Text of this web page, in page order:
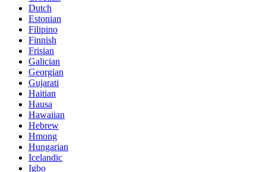
Dutch
Estonian
Filipino
Finnish
Frisian
Galician
Georgian
Gujarati
Haitian
Hausa
Hawaiian
Hebrew
Hmong
Hungarian
Icelandic
Igbo